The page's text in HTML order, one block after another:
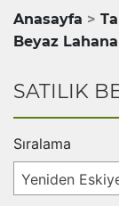
Anasayfa
Beyaz Lahana
SATILIK
Sıralama
Yeniden